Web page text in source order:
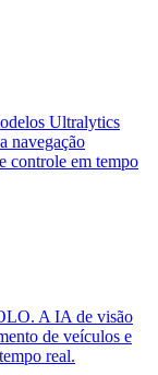
Ultralytics
navegação
controle em tempo
A IA de visão
de veículos e
real.